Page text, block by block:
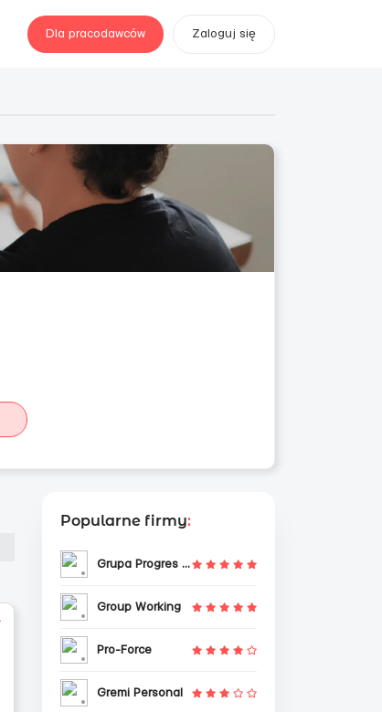
Dla pracodawców Zaloguj się
Popularne firmy:
Grupa Progres Sp. z o.o.
Group Working
Pro-Force
Gremi Personal